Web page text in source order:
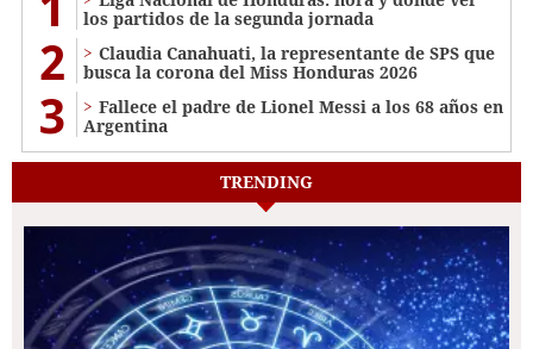
los partidos de la segunda jornada
2
Claudia Canahuati, la representante de SPS que
busca la corona del Miss Honduras 2026
3
Fallece el padre de Lionel Messi a los 68 años en
Argentina
TRENDING